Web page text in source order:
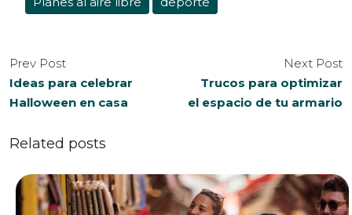
Prev Post
Ideas para celebrar
Halloween en casa
Next Post
Trucos para optimizar
el espacio de tu armario
Related posts